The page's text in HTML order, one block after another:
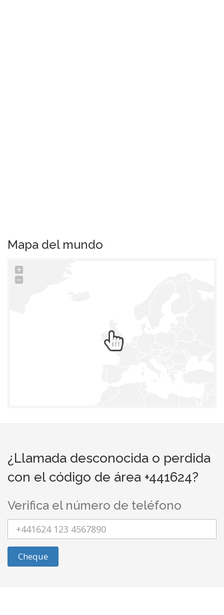
Mapa del mundo
+
−
¿Llamada desconocida o perdida
con el código de área +441624?
Verifica el número de teléfono
Cheque